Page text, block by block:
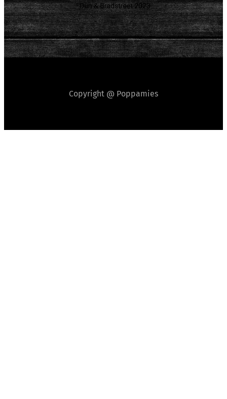
Copyright @ Poppamies